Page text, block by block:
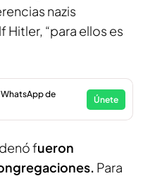
nazis
Hitler, “para ellos es
de
Únete
fueron
Para